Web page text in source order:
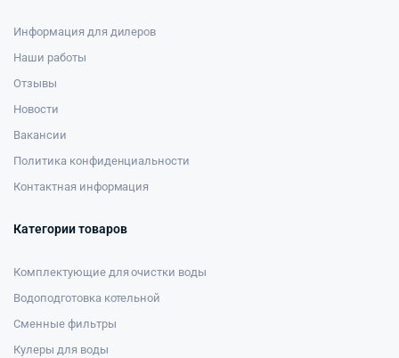
Информация для дилеров
Наши работы
Отзывы
Новости
Вакансии
Политика конфиденциальности
Контактная информация
Категории товаров
Комплектующие для очистки воды
Водоподготовка котельной
Сменные фильтры
Кулеры для воды